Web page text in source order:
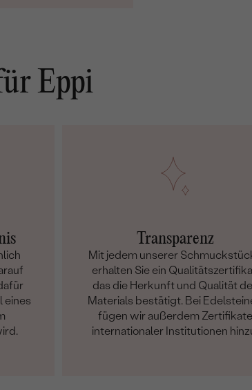
Eppi
eines
Transparenz
Mit jedem unserer
erhalten Sie ein
das die Herkunft und Qualität
Materials bestätigt. Bei
fügen wir außerdem Zertifikate
internationaler Institutionen